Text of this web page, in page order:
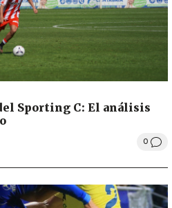
Sporting C: El análisis
0